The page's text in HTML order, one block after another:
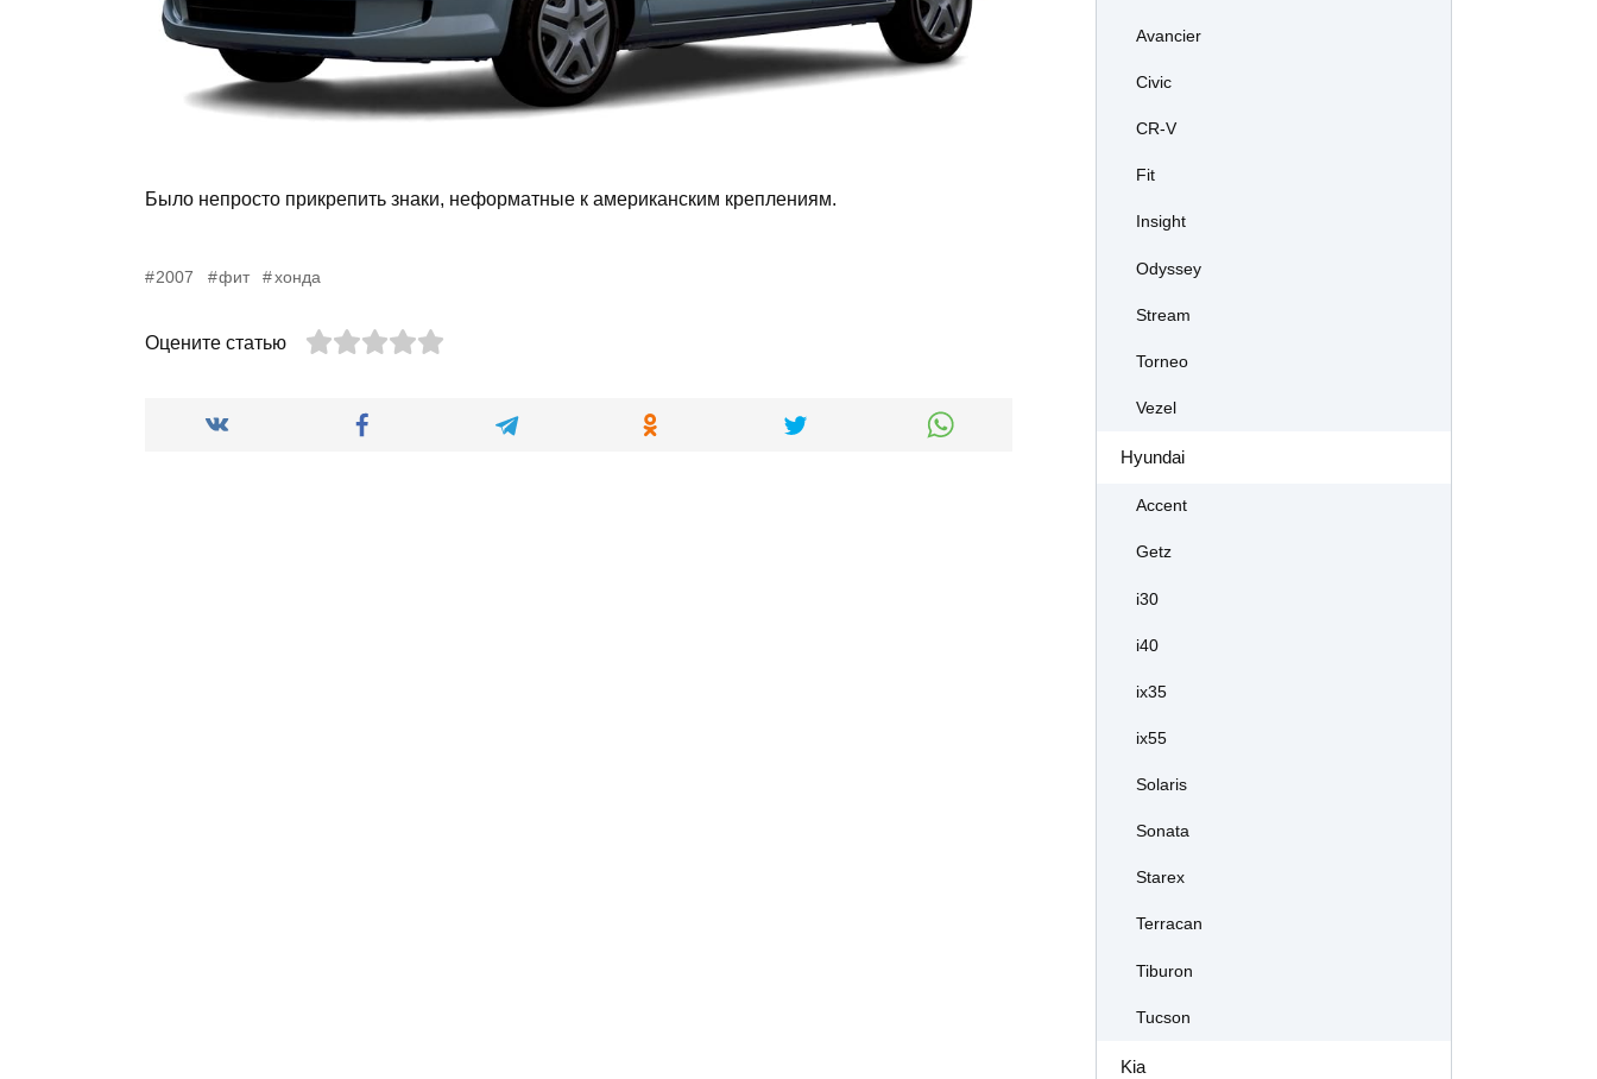
Было непросто прикрепить знаки, неформатные к американским креплениям.
2007 фит хонда
Оцените статью
Avancier
Civic
CR-V
Fit
Insight
Odyssey
Stream
Torneo
Vezel
Hyundai
Accent
Getz
i30
i40
ix35
ix55
Solaris
Sonata
Starex
Terracan
Tiburon
Tucson
Kia